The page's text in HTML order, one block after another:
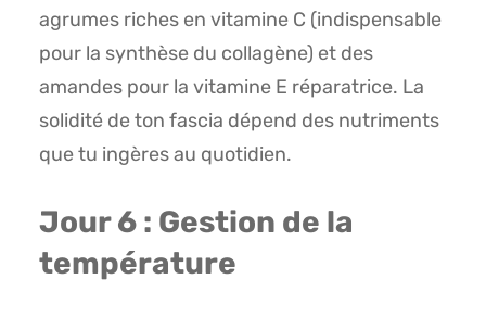
agrumes riches en vitamine C (indispensable
pour la synthèse du collagène) et des
amandes pour la vitamine E réparatrice. La
solidité de ton fascia dépend des nutriments
que tu ingères au quotidien.
Jour 6 : Gestion de la
température